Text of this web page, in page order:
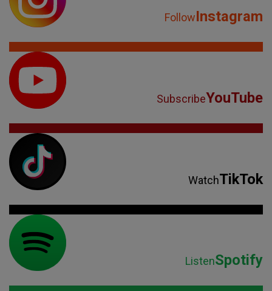
FollowInstagram
SubscribeYouTube
WatchTikTok
ListenSpotify